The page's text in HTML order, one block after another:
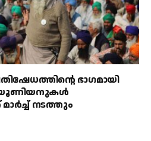
ഭാഗമായി
യൂണിയനുകൾ
നടത്തും